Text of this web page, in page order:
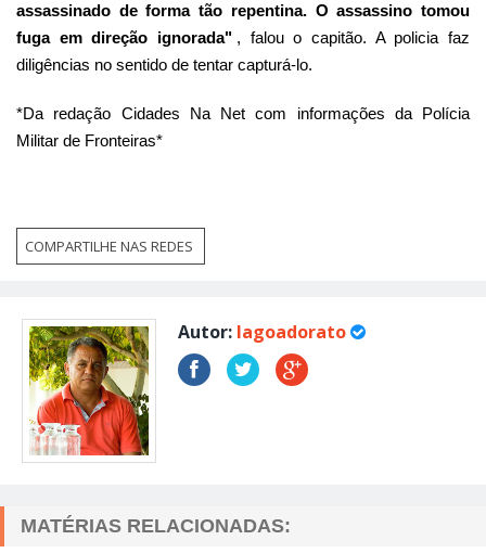
assassinado de forma tão repentina. O assassino tomou
fuga em direção ignorada" , falou o capitão. A policia faz
diligências no sentido de tentar capturá-lo.
*Da redação Cidades Na Net com informações da Polícia
Militar de Fronteiras*
COMPARTILHE NAS REDES
Autor: lagoadorato
MATÉRIAS RELACIONADAS: